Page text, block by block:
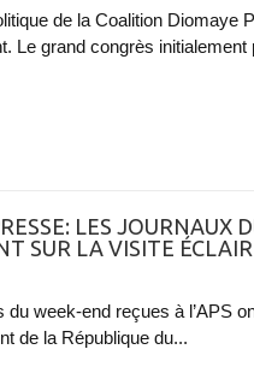
de la Coalition Diomaye
Le grand congrès initialement
LES JOURNAUX
SUR LA VISITE
du week-end reçues à l’APS
de la République du...